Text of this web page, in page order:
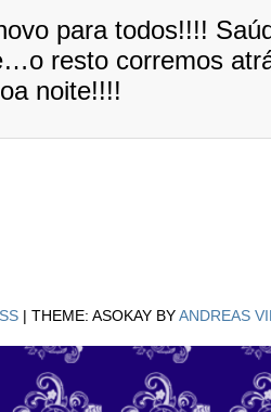
para todos!!!!
resto corremos
noite!!!!
| THEME: ASOKAY BYANDREAS